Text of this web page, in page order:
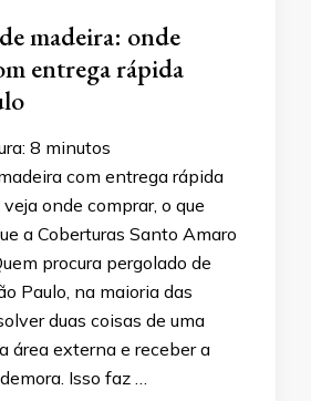
madeira: onde
entrega rápida
8 minutos
com entrega rápida
onde comprar, o que
a Coberturas Santo Amaro
procura pergolado de
Paulo, na maioria das
duas coisas de uma
área externa e receber a
Isso faz …